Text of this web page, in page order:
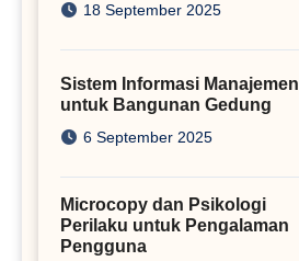
18 September 2025
Sistem Informasi Manajemen
untuk Bangunan Gedung
6 September 2025
Microcopy dan Psikologi
Perilaku untuk Pengalaman
Pengguna